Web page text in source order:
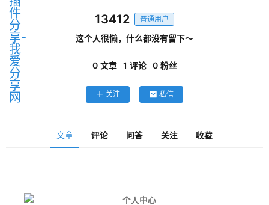
M
a
c
软
件
13412 普通用户
这个人很懒，什么都没有留下～
0 文章 1 评论 0 粉丝
关注 私信
文章 评论 问答 关注 收藏